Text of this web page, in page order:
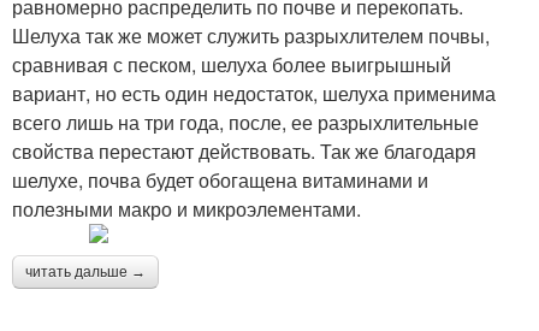
равномерно распределить по почве и перекопать.
Шелуха так же может служить разрыхлителем почвы,
сравнивая с песком, шелуха более выигрышный
вариант, но есть один недостаток, шелуха применима
всего лишь на три года, после, ее разрыхлительные
свойства перестают действовать. Так же благодаря
шелухе, почва будет обогащена витаминами и
полезными макро и микроэлементами.
читать дальше →